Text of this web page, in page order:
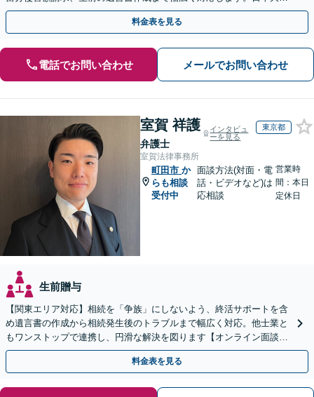
り駅直結でアクセス良好。
料金表を見る
電話でお問い合わせ メールでお問い合わせ
室賀 祥護
弁護士
インタビュ
ーを見る
東京都
室賀法律事務所
町田市 か
らも相談
受付中
面談方法(対面・電
話・ビデオなど)は
応相談
営業時
間：本日
定休日
生前贈与
【関東エリア対応】相続を「争族」にしないよう、終活サポートを含
め遺言書の作成から相続発生後のトラブルまで幅広く対応。他士業と
もワンストップで連携し、円滑な解決を図ります【オンライン面談対
応】【出張相談OK】
料金表を見る